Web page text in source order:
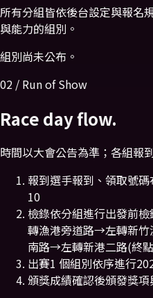
所有分組皆依後台設定與報名
與能力的組別。
組別尚未公布。
02 / Run of Show
Race day flow.
時間以大會公告為準；各組報
報到選手報到、領取號碼
10
檢錄依分組進行出發前檢
轉漁港旁道路→左轉新
南路→左轉新港二路(終
出賽1 個組別依序進行
頒獎成績確認後頒發獎項